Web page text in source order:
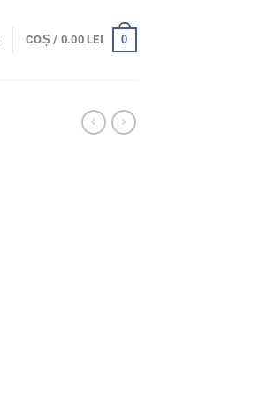
COȘ / 0.00 LEI 0